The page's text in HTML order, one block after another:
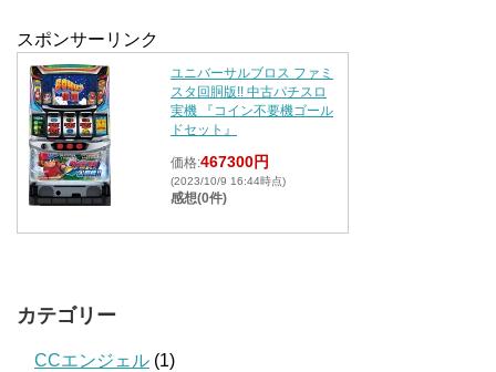
スポンサーリンク
ユニバーサルブロス ファミ
スタ回胴版!! 中古パチスロ
実機 『コイン不要機ゴール
ドセット』
価格:467300円
(2023/10/9 16:44時点)
感想(0件)
カテゴリー
CCエンジェル (1)